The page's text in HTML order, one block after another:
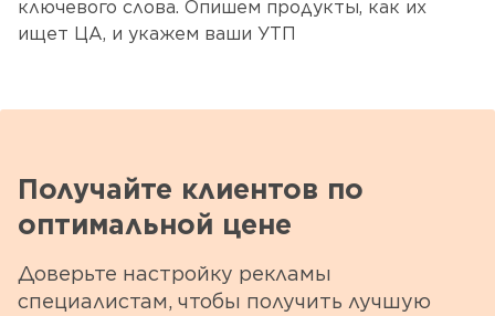
ключевого слова. Опишем продукты, как их
ищет ЦА, и укажем ваши УТП
Получайте клиентов по
оптимальной цене
Доверьте настройку рекламы
специалистам, чтобы получить лучшую